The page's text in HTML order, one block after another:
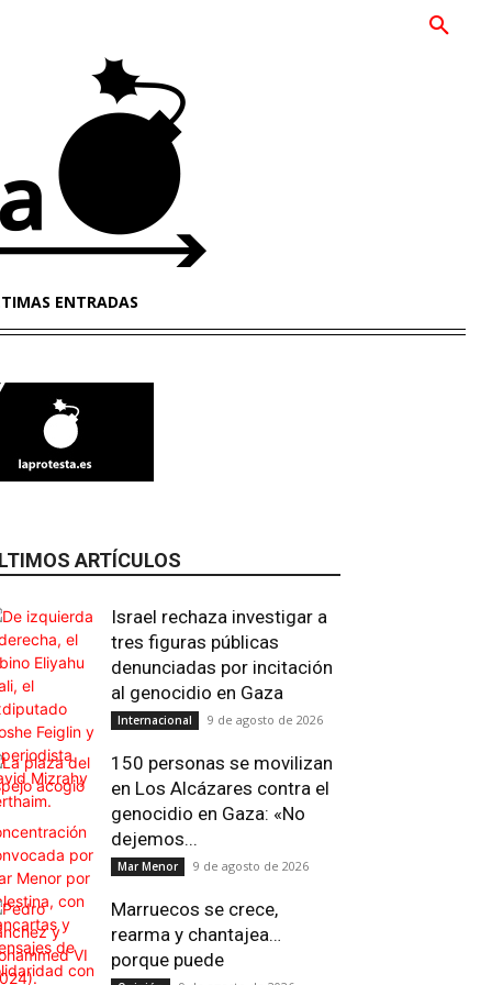
ENTRADAS
ARTÍCULOS
Israel rechaza investigar a
tres figuras públicas
denunciadas por incitación
al genocidio en Gaza
Internacional 9 de agosto de 2026
150 personas se movilizan
en Los Alcázares contra el
genocidio en Gaza: «No
dejemos...
Mar Menor 9 de agosto de 2026
Marruecos se crece,
rearma y chantajea…
porque puede